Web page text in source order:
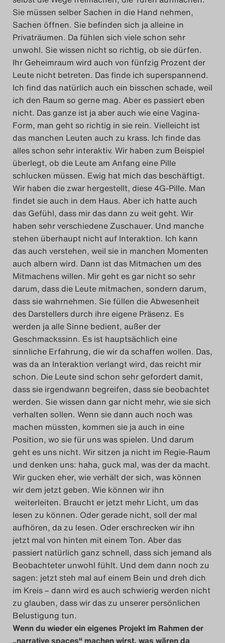
Sie müssen selber Sachen in die Hand nehmen,
Sachen öffnen. Sie befinden sich ja alleine in
Privaträumen. Da fühlen sich viele schon sehr
unwohl. Sie wissen nicht so richtig, ob sie dürfen.
Ihr Geheimraum wird auch von fünfzig Prozent der
Leute nicht betreten. Das finde ich superspannend.
Ich find das natürlich auch ein bisschen schade, weil
ich den Raum so gerne mag. Aber es passiert eben
nicht. Das ganze ist ja aber auch wie eine Vagina-
Form, man geht so richtig in sie rein. Vielleicht ist
das manchen Leuten auch zu krass. Ich finde das
alles schon sehr interaktiv. Wir haben zum Beispiel
überlegt, ob die Leute am Anfang eine Pille
schlucken müssen. Ewig hat mich das beschäftigt.
Wir haben die zwar hergestellt, diese 4G-Pille. Man
findet sie auch in dem Haus. Aber ich hatte auch
das Gefühl, dass mir das dann zu weit geht. Wir
haben sehr verschiedene Zuschauer. Und manche
stehen überhaupt nicht auf Interaktion. Ich kann
das auch verstehen, weil sie in manchen Momenten
auch albern wird. Dann ist das Mitmachen um des
Mitmachens willen. Mir geht es gar nicht so sehr
darum, dass die Leute mitmachen, sondern darum,
dass sie wahrnehmen. Sie füllen die Abwesenheit
des Darstellers durch ihre eigene Präsenz. Es
werden ja alle Sinne bedient, außer der
Geschmackssinn. Es ist hauptsächlich eine
sinnliche Erfahrung, die wir da schaffen wollen. Das,
was da an Interaktion verlangt wird, das reicht mir
schon. Die Leute sind schon sehr gefordert damit,
dass sie irgendwann begreifen, dass sie beobachtet
werden. Sie wissen dann gar nicht mehr, wie sie sich
verhalten sollen. Wenn sie dann auch noch was
machen müssten, kommen sie ja auch in eine
Position, wo sie für uns was spielen. Und darum
geht es uns nicht. Wir sitzen ja nicht im Regie-Raum
und denken uns: haha, guck mal, was der da macht.
Wir gucken eher, wie verhält der sich, was können
wir dem jetzt geben. Wie können wir ihn
weiterleiten. Braucht er jetzt mehr Licht, um das
lesen zu können. Oder gerade nicht, soll der mal
aufhören, da zu lesen. Oder erschrecken wir ihn
jetzt mal von hinten mit einem Ton. Aber das
passiert natürlich ganz schnell, dass sich jemand als
Beobachteter unwohl fühlt. Und dem dann noch zu
sagen: jetzt steh mal auf einem Bein und dreh dich
im Kreis – dann wird es auch schwierig werden nicht
zu glauben, dass wir das zu unserer persönlichen
Belustigung tun.
Wenn du wieder ein eigenes Projekt im Rahmen der